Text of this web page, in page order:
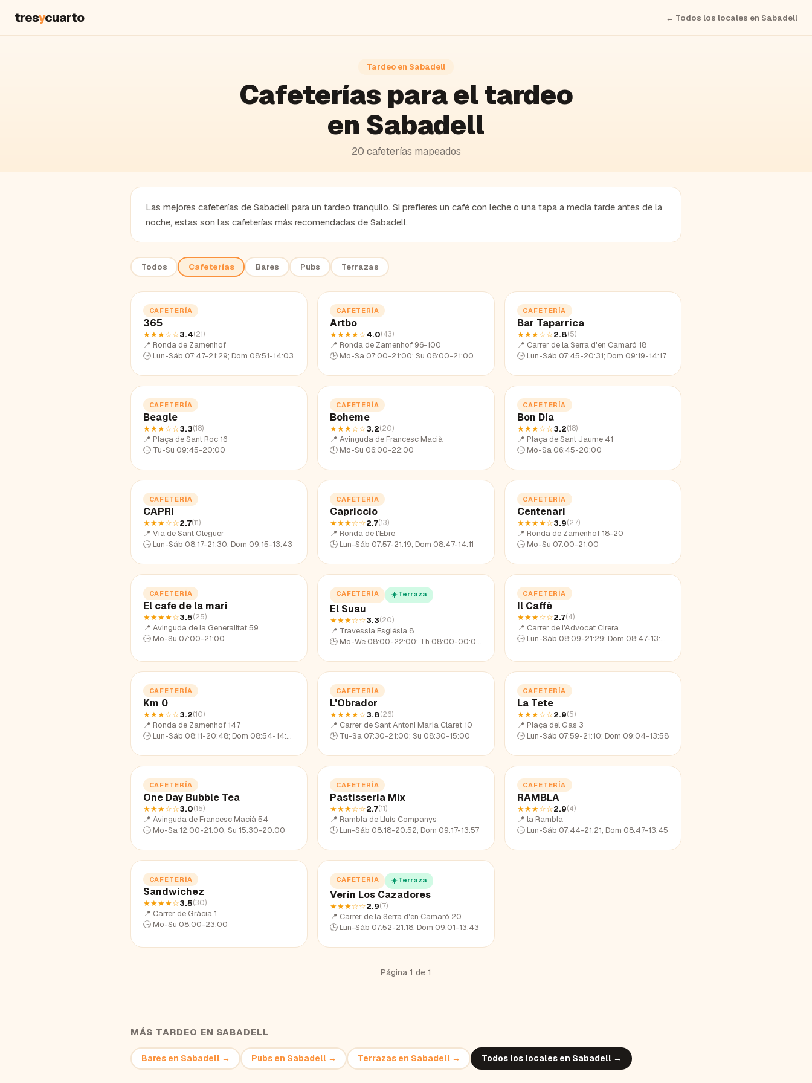
tresycuarto ← Todos los locales en Sabadell
Tardeo en Sabadell
Cafeterías para el tardeo
en Sabadell
20 cafeterías mapeados
Las mejores cafeterías de Sabadell para un tardeo tranquilo. Si prefieres un café con leche o una tapa a media tarde antes de la
noche, estas son las cafeterías más recomendadas de Sabadell.
Todos Cafeterías Bares Pubs Terrazas
CAFETERÍA
365
★★★☆☆3.4(21)
📍 Ronda de Zamenhof
🕒 Lun-Sáb 07:47-21:29; Dom 08:51-14:03
CAFETERÍA
Artbo
★★★★☆4.0(43)
📍 Ronda de Zamenhof 96-100
🕒 Mo-Sa 07:00-21:00; Su 08:00-21:00
CAFETERÍA
Bar Taparrica
★★★☆☆2.8(5)
📍 Carrer de la Serra d'en Camaró 18
🕒 Lun-Sáb 07:45-20:31; Dom 09:19-14:17
CAFETERÍA
Beagle
★★★☆☆3.3(18)
📍 Plaça de Sant Roc 16
🕒 Tu-Su 09:45-20:00
CAFETERÍA
Boheme
★★★☆☆3.2(20)
📍Avinguda de Francesc Macià
🕒 Mo-Su 06:00-22:00
CAFETERÍA
Bon Día
★★★☆☆3.2(18)
📍 Plaça de Sant Jaume 41
🕒 Mo-Sa 06:45-20:00
CAFETERÍA
CAPRI
★★★☆☆2.7(11)
📍 Via de Sant Oleguer
🕒 Lun-Sáb 08:17-21:30; Dom 09:15-13:43
CAFETERÍA
Capriccio
★★★☆☆2.7(13)
📍 Ronda de l'Ebre
🕒 Lun-Sáb 07:57-21:19; Dom 08:47-14:11
CAFETERÍA
Centenari
★★★★☆3.9(27)
📍 Ronda de Zamenhof 18-20
🕒 Mo-Su 07:00-21:00
CAFETERÍA
El cafe de la mari
★★★★☆3.5(25)
📍 Avinguda de la Generalitat 59
🕒 Mo-Su 07:00-21:00
CAFETERÍA ☀️ Terraza
El Suau
★★★☆☆3.3(20)
📍 Travessia Església 8
🕒 Mo-We 08:00-22:00; Th 08:00-00:00; Fr 08:00-02:00; Sa 09:00-15:00,17:00-20:00; Su 10:00-15:00,17:00-22:00
CAFETERÍA
Il Caffè
★★★☆☆2.7(4)
📍 Carrer de l'Advocat Cirera
🕒 Lun-Sáb 08:09-21:29; Dom 08:47-13:54
CAFETERÍA
Km 0
★★★☆☆3.2(10)
📍 Ronda de Zamenhof 147
🕒 Lun-Sáb 08:11-20:48; Dom 08:54-14:07
CAFETERÍA
L'Obrador
★★★★☆3.8(26)
📍 Carrer de Sant Antoni Maria Claret 10
🕒 Tu-Sa 07:30-21:00; Su 08:30-15:00
CAFETERÍA
La Tete
★★★☆☆2.9(5)
📍 Plaça del Gas 3
🕒 Lun-Sáb 07:59-21:10; Dom 09:04-13:58
CAFETERÍA
One Day Bubble Tea
★★★☆☆3.0(15)
📍 Avinguda de Francesc Macià 54
🕒 Mo-Sa 12:00-21:00; Su 15:30-20:00
CAFETERÍA
Pastisseria Mix
★★★☆☆2.7(11)
📍 Rambla de Lluís Companys
🕒 Lun-Sáb 08:18-20:52; Dom 09:17-13:57
CAFETERÍA
RAMBLA
★★★☆☆2.9(4)
📍 la Rambla
🕒 Lun-Sáb 07:44-21:21; Dom 08:47-13:45
CAFETERÍA
Sandwichez
★★★★☆3.5(30)
📍 Carrer de Gràcia 1
🕒 Mo-Su 08:00-23:00
CAFETERÍA ☀️ Terraza
Verín Los Cazadores
★★★☆☆2.9(7)
📍 Carrer de la Serra d'en Camaró 20
🕒 Lun-Sáb 07:52-21:18; Dom 09:01-13:43
Página 1 de 1
MÁS TARDEO EN SABADELL
Baresen Sabadell→ Pubsen Sabadell→ Terrazasen Sabadell→ Todos los locales en Sabadell→